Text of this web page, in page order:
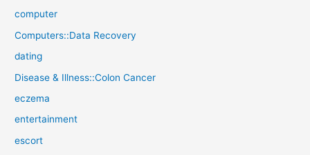
computer
Computers::Data Recovery
dating
Disease & Illness::Colon Cancer
eczema
entertainment
escort